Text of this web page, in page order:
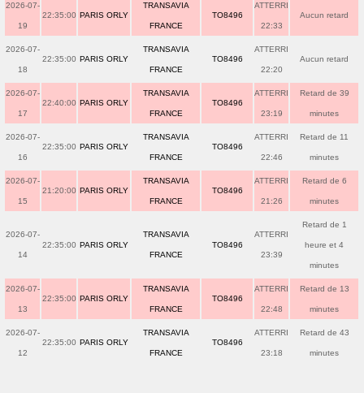
2026-07-
19
22:35:00 PARIS ORLY
TRANSAVIA
FRANCE
TO8496
ATTERRI
22:33
Aucun retard
2026-07-
18
22:35:00 PARIS ORLY
TRANSAVIA
FRANCE
TO8496
ATTERRI
22:20
Aucun retard
2026-07-
17
22:40:00 PARIS ORLY
TRANSAVIA
FRANCE
TO8496
ATTERRI
23:19
Retard de 39
minutes
2026-07-
16
22:35:00 PARIS ORLY
TRANSAVIA
FRANCE
TO8496
ATTERRI
22:46
Retard de 11
minutes
2026-07-
15
21:20:00 PARIS ORLY
TRANSAVIA
FRANCE
TO8496
ATTERRI
21:26
Retard de 6
minutes
2026-07-
14
22:35:00 PARIS ORLY
TRANSAVIA
FRANCE
TO8496
ATTERRI
23:39
Retard de 1
heure et 4
minutes
2026-07-
13
22:35:00 PARIS ORLY
TRANSAVIA
FRANCE
TO8496
ATTERRI
22:48
Retard de 13
minutes
2026-07-
12
22:35:00 PARIS ORLY
TRANSAVIA
FRANCE
TO8496
ATTERRI
23:18
Retard de 43
minutes